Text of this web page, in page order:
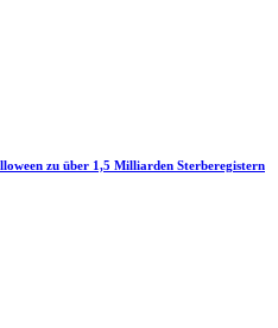
zu über 1,5 Milliarden Sterberegistern